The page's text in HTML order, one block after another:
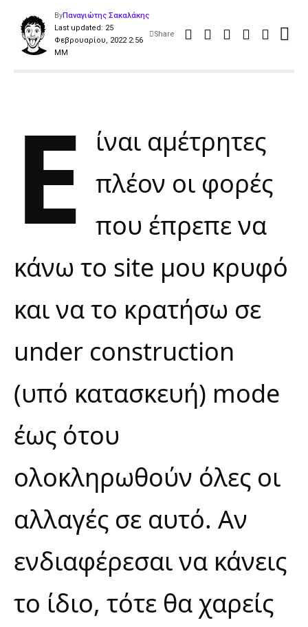
Last updated: 25
Φεβρουαρίου, 2022 2:56
ΜΜ
ByΠαναγιώτης Σακαλάκης
Share
Ε
ίναι αμέτρητες
πλέον οι φορές
που έπρεπε να
κάνω το site μου κρυφό
και να το κρατήσω σε
under construction
(υπό κατασκευή) mode
έως ότου
ολοκληρωθούν όλες οι
αλλαγές σε αυτό. Αν
ενδιαφέρεσαι να κάνεις
το ίδιο, τότε θα χαρείς